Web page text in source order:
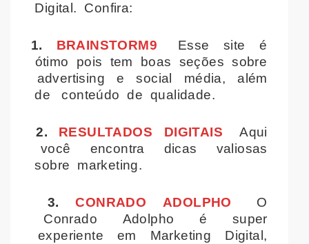
Digital. Confira:
1. BRAINSTORM9
Esse site é
ótimo pois tem boas seções sobre
advertising e social média, além
de conteúdo de qualidade.
2. RESULTADOS DIGITAIS Aqui
você encontra dicas valiosas
sobre marketing.
3.CONRADO ADOLPHO O
Conrado Adolpho é super
experiente em Marketing Digital,